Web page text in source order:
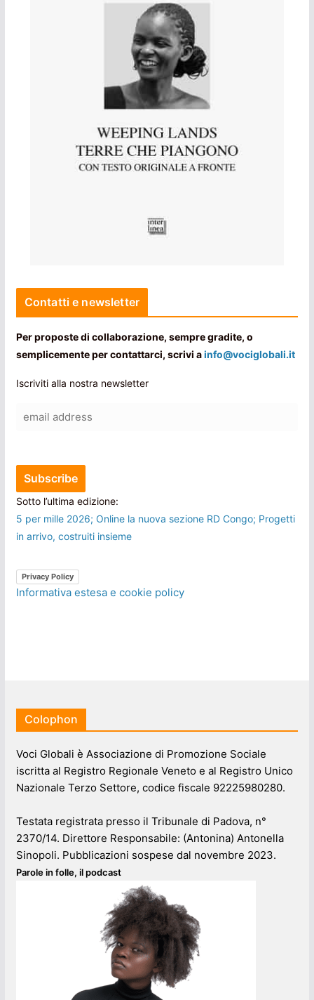
Contatti e newsletter
Per proposte di collaborazione, sempre gradite, o
semplicemente per contattarci, scrivi ainfo@vociglobali.it
Iscriviti alla nostra newsletter
Sotto l’ultima edizione:
5 per mille 2026; Online la nuova sezione RD Congo; Progetti
in arrivo, costruiti insieme
Privacy Policy
Informativa estesa e cookie policy
Colophon
Voci Globali è Associazione di Promozione Sociale
iscritta al Registro Regionale Veneto e al Registro Unico
Nazionale Terzo Settore, codice fiscale 92225980280.
Testata registrata presso il Tribunale di Padova, n°
2370/14. Direttore Responsabile: (Antonina) Antonella
Sinopoli. Pubblicazioni sospese dal novembre 2023.
Parole in folle, il podcast